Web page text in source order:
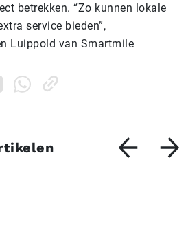
betrekken. “Zo kunnen lokale
service bieden”,
Luippold van Smartmile